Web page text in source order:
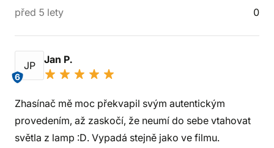
před 5 lety 0
JP
6
Jan P.
Zhasínač mě moc překvapil svým autentickým
provedením, až zaskočí, že neumí do sebe vtahovat
světla z lamp :D. Vypadá stejně jako ve filmu.